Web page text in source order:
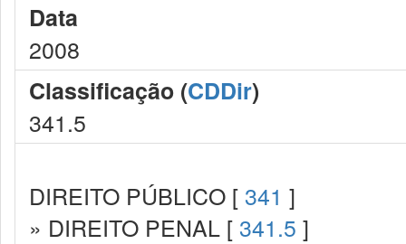
Data
2008
Classificação (CDDir)
341.5
DIREITO PÚBLICO [ 341 ]
» DIREITO PENAL [ 341.5 ]